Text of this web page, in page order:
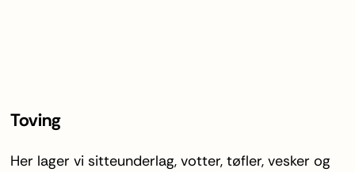
Toving
Her lager vi sitteunderlag, votter, tøfler, vesker og